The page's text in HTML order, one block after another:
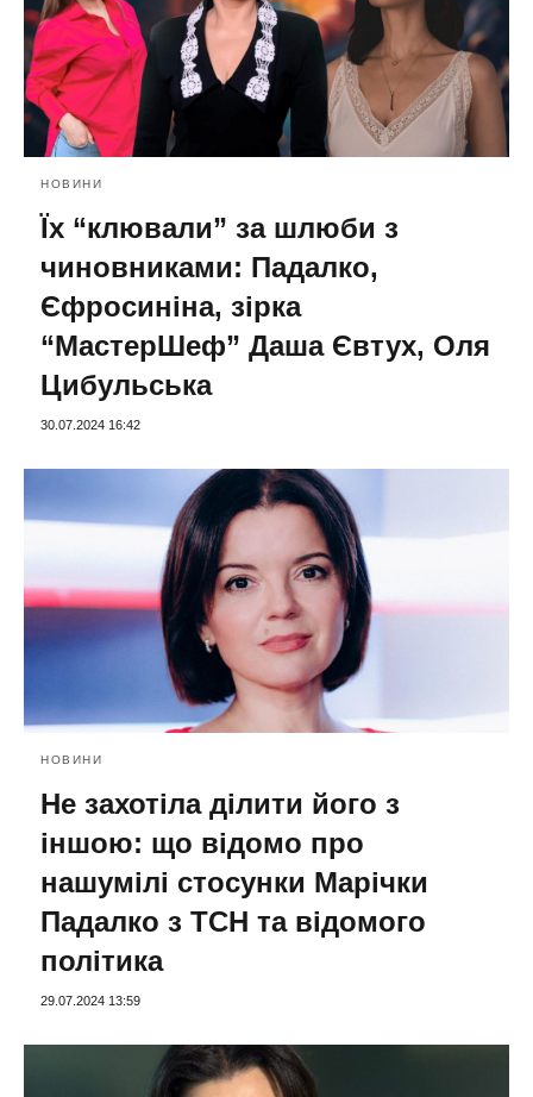
НОВИНИ
Їх “клювали” за шлюби з
чиновниками: Падалко,
Єфросиніна, зірка
“МастерШеф” Даша Євтух, Оля
Цибульська
30.07.2024 16:42
НОВИНИ
Не захотіла ділити його з
іншою: що відомо про
нашумілі стосунки Марічки
Падалко з ТСН та відомого
політика
29.07.2024 13:59